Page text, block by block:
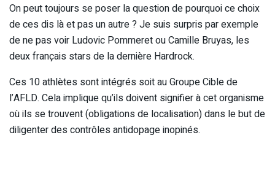
On peut toujours se poser la question de pourquoi ce choix
de ces dis là et pas un autre ? Je suis surpris par exemple
de ne pas voir Ludovic Pommeret ou Camille Bruyas, les
deux français stars de la dernière Hardrock.
Ces 10 athlètes sont intégrés soit au Groupe Cible de
l’AFLD. Cela implique qu’ils doivent signifier à cet organisme
où ils se trouvent (obligations de localisation) dans le but de
diligenter des contrôles antidopage inopinés.